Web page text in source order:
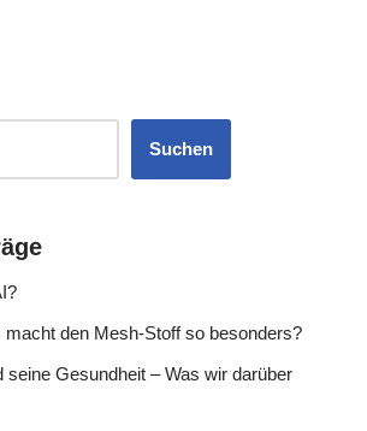
Suchen
macht den Mesh-Stoff so besonders?
seine Gesundheit – Was wir darüber